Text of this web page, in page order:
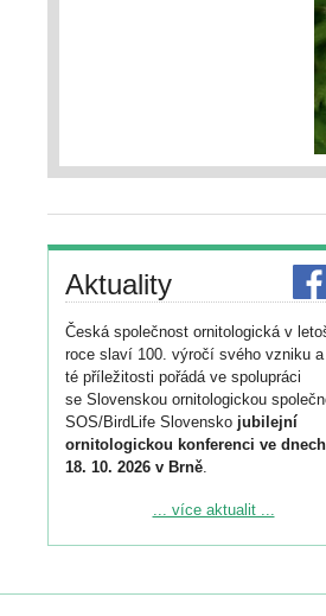
Aktuality
Česká společnost ornitologická v
roce slaví 100. výročí svého vzniku a
té příležitosti pořádá ve spolupráci
se Slovenskou ornitologickou
SOS/BirdLife Slovensko jubilejní
ornitologickou konferenci ve
18. 10. 2026 v Brně
Podrobnější informace ke konferenci
Registrovat se můžete do 6. září.
... více aktualit ...